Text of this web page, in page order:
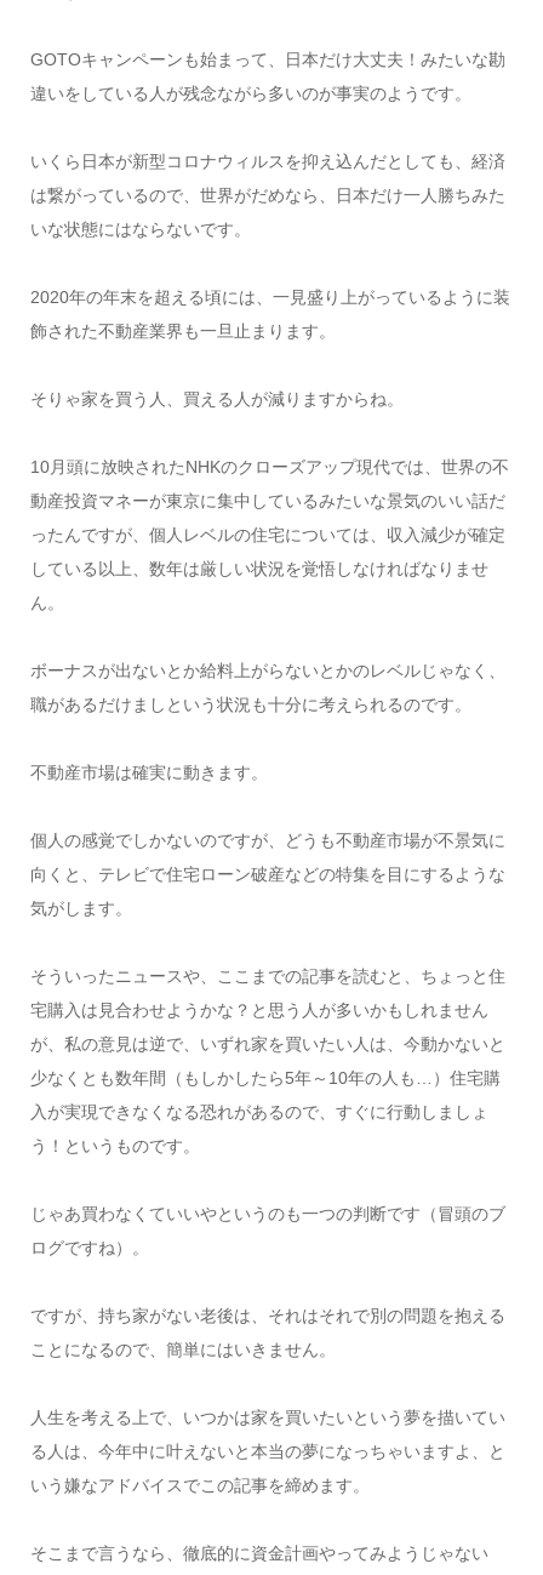
GOTOキャンペーンも始まって、日本だけ大丈夫！みたいな勘
違いをしている人が残念ながら多いのが事実のようです。
いくら日本が新型コロナウィルスを抑え込んだとしても、経済
は繋がっているので、世界がだめなら、日本だけ一人勝ちみた
いな状態にはならないです。
2020年の年末を超える頃には、一見盛り上がっているように装
飾された不動産業界も一旦止まります。
そりゃ家を買う人、買える人が減りますからね。
10月頭に放映されたNHKのクローズアップ現代では、世界の不
動産投資マネーが東京に集中しているみたいな景気のいい話だ
ったんですが、個人レベルの住宅については、収入減少が確定
している以上、数年は厳しい状況を覚悟しなければなりませ
ん。
ボーナスが出ないとか給料上がらないとかのレベルじゃなく、
職があるだけましという状況も十分に考えられるのです。
不動産市場は確実に動きます。
個人の感覚でしかないのですが、どうも不動産市場が不景気に
向くと、テレビで住宅ローン破産などの特集を目にするような
気がします。
そういったニュースや、ここまでの記事を読むと、ちょっと住
宅購入は見合わせようかな？と思う人が多いかもしれません
が、私の意見は逆で、いずれ家を買いたい人は、今動かないと
少なくとも数年間（もしかしたら5年～10年の人も…）住宅購
入が実現できなくなる恐れがあるので、すぐに行動しましょ
う！というものです。
じゃあ買わなくていいやというのも一つの判断です（冒頭のブ
ログですね）。
ですが、持ち家がない老後は、それはそれで別の問題を抱える
ことになるので、簡単にはいきません。
人生を考える上で、いつかは家を買いたいという夢を描いてい
る人は、今年中に叶えないと本当の夢になっちゃいますよ、と
いう嫌なアドバイスでこの記事を締めます。
そこまで言うなら、徹底的に資金計画やってみようじゃない